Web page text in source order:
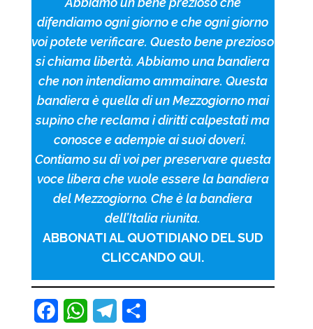
difendiamo ogni giorno e che ogni giorno
voi potete verificare. Questo bene prezioso
si chiama libertà. Abbiamo una bandiera
che non intendiamo ammainare. Questa
bandiera è quella di un Mezzogiorno mai
supino che reclama i diritti calpestati ma
conosce e adempie ai suoi doveri.
Contiamo su di voi per preservare questa
voce libera che vuole essere la bandiera
del Mezzogiorno. Che è la bandiera
dell’Italia riunita.
ABBONATI AL QUOTIDIANO DEL SUD
CLICCANDO QUI.
W